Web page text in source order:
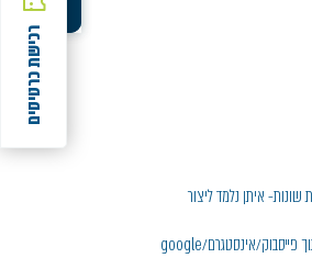
שיתוף
רכישת כרטיסים
שיתוף
שונות- איתן נלמד ליצור
*התמונות לא צריכות להיות מקצועיות, תמונות פשוטות ויומיומיות, יכול להיות מתוך מתוך פייסבוק/אינסטגרם/google